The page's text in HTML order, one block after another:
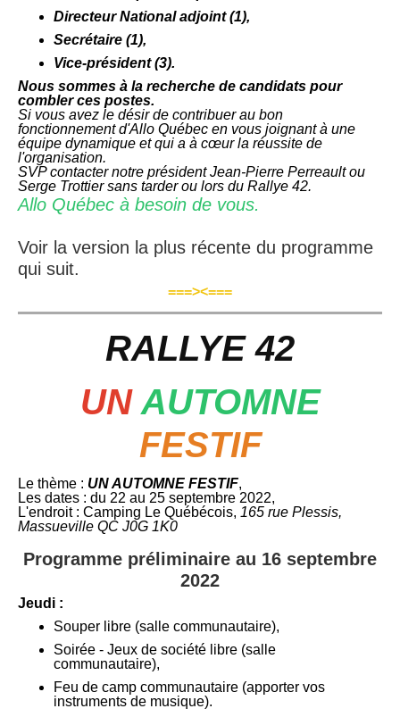
Directeur National adjoint (1),
Secrétaire (1),
Vice-président (3).
Nous sommes à la recherche de candidats pour
combler ces postes.
Si vous avez le désir de contribuer au bon
fonctionnement d'Allo Québec en vous joignant à une
équipe dynamique et qui a à cœur la réussite de
l'organisation.
SVP contacter notre président Jean-Pierre Perreault ou
Serge Trottier sans tarder ou lors du Rallye 42.
Allo Québec à besoin de vous.
Voir la version la plus récente du programme
qui suit.
===><===
RALLYE 42
UN AUTOMNE
FESTIF
Le thème : UN AUTOMNE FESTIF,
Les dates : du 22 au 25 septembre 2022,
L'endroit : Camping Le Québécois, 165 rue Plessis,
Massueville QC J0G 1K0
Programme préliminaire au 16 septembre
2022
Jeudi :
Souper libre (salle communautaire),
Soirée - Jeux de société libre (salle
communautaire),
Feu de camp communautaire (apporter vos
instruments de musique).